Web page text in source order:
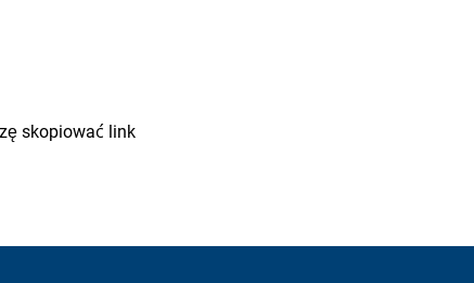
skopiować link